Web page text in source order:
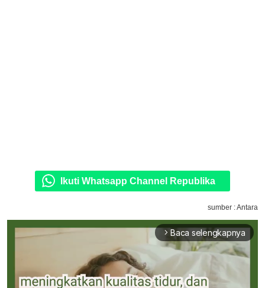
Ikuti Whatsapp Channel Republika
sumber : Antara
arrow_forward_ios Baca selengkapnya